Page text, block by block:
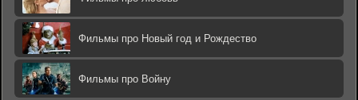
Фильмы про Новый год и Рождество
Фильмы про Войну